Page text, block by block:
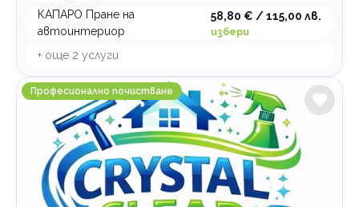
КАПАРО Пране на
автоинтериор
58,80 € / 115,00 лв.
избери
+ още 2 услуги
Crystal Clear Services Професионално почистване
Професионално почистване